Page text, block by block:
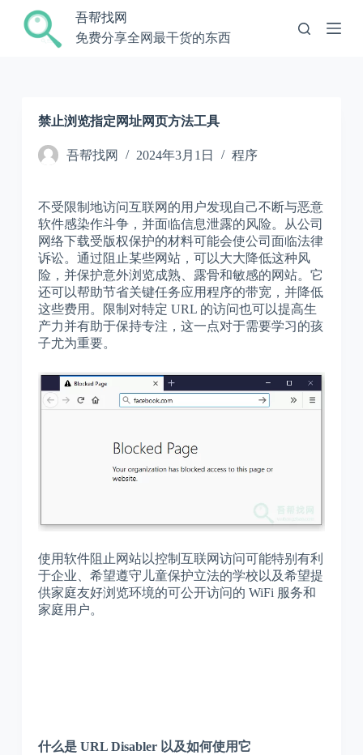
跳
过
吾帮找网
免费分享全网最干货的东西
禁止浏览指定网址网页方法工具
吾帮找网 2024年3月1日 程序
不受限制地访问互联网的用户发现自己不断与恶意
软件感染作斗争，并面临信息泄露的风险。从公司
网络下载受版权保护的材料可能会使公司面临法律
诉讼。通过阻止某些网站，可以大大降低这种风
险，并保护意外浏览成熟、露骨和敏感的网站。它
还可以帮助节省关键任务应用程序的带宽，并降低
这些费用。限制对特定 URL 的访问也可以提高生
产力并有助于保持专注，这一点对于需要学习的孩
子尤为重要。
使用软件阻止网站以控制互联网访问可能特别有利
于企业、希望遵守儿童保护立法的学校以及希望提
供家庭友好浏览环境的可公开访问的 WiFi 服务和
家庭用户。
什么是 URL Disabler 以及如何使用它